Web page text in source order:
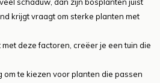
krijgt vraagt om sterke planten met
deze factoren, creëer je een tuin die
te kiezen voor planten die passen